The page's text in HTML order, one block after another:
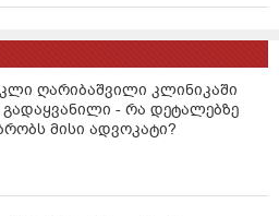
ღარიბაშვილი კლინიკაში
- რა დეტალებზე
მისი ადვოკატი?